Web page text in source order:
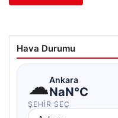
Hava Durumu
☁Ankara
NaN°C
ŞEHIR SEÇ